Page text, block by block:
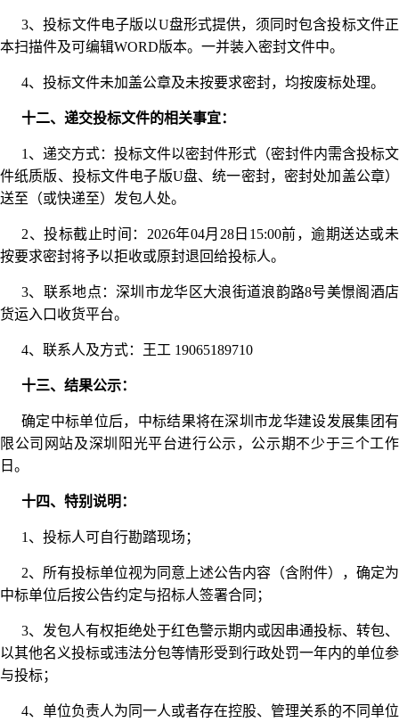
3、投标文件电子版以U盘形式提供，须同时包含投标文件正
本扫描件及可编辑WORD版本。一并装入密封文件中。
4、投标文件未加盖公章及未按要求密封，均按废标处理。
十二、递交投标文件的相关事宜：
1、递交方式：投标文件以密封件形式（密封件内需含投标文
件纸质版、投标文件电子版U盘、统一密封，密封处加盖公章）
送至（或快递至）发包人处。
2、投标截止时间：2026年04月28日15:00前，逾期送达或未
按要求密封将予以拒收或原封退回给投标人。
3、联系地点：深圳市龙华区大浪街道浪韵路8号美憬阁酒店
货运入口收货平台。
4、联系人及方式：王工 19065189710
十三、结果公示：
确定中标单位后，中标结果将在深圳市龙华建设发展集团有
限公司网站及深圳阳光平台进行公示，公示期不少于三个工作
日。
十四、特别说明：
1、投标人可自行勘踏现场；
2、所有投标单位视为同意上述公告内容（含附件），确定为
中标单位后按公告约定与招标人签署合同；
3、发包人有权拒绝处于红色警示期内或因串通投标、转包、
以其他名义投标或违法分包等情形受到行政处罚一年内的单位参
与投标；
4、单位负责人为同一人或者存在控股、管理关系的不同单位